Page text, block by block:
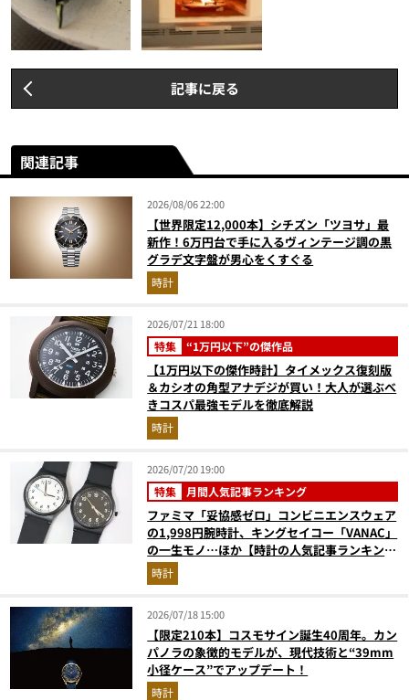
記事に戻る
関連記事
2026/08/06 22:00
【世界限定12,000本】シチズン「ツヨサ」最
新作！6万円台で手に入るヴィンテージ調の黒
グラデ文字盤が男心をくすぐる
時計
2026/07/21 18:00
特集 “1万円以下”の傑作品
【1万円以下の傑作時計】タイメックス復刻版
＆カシオの角型アナデジが買い！大人が選ぶべ
きコスパ最強モデルを徹底解説
時計
2026/07/20 19:00
特集 月間人気記事ランキング
ファミマ「妥協感ゼロ」コンビニエンスウェア
の1,998円腕時計、キングセイコー「VANAC」
の一生モノ…ほか【時計の人気記事ランキング
ベスト3】（2026年6月版）
時計
2026/07/18 15:00
【限定210本】コスモサイン誕生40周年。カン
パノラの象徴的モデルが、現代技術と“39mm
小径ケース”でアップデート！
時計